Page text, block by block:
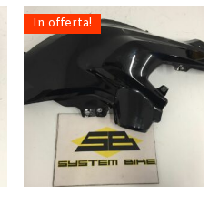
In offerta!